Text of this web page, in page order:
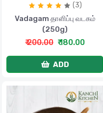
(3)
Vadagam தாளிப்பு வடகம்
(250g)
₹ 200.00 ₹ 180.00
ADD